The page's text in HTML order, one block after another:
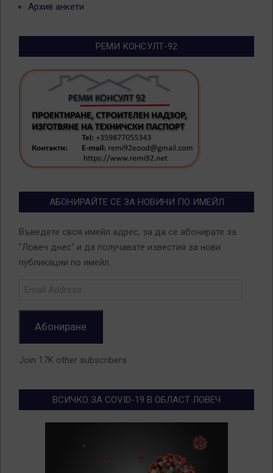
Архив анкети
РЕМИ КОНСУЛТ-92
АБОНИРАЙТЕ СЕ ЗА НОВИНИ ПО ИМЕЙЛ
Въведете своя имейл адрес, за да се абонирате за
"Ловеч днес" и да получавате известия за нови
публикации по имейл.
Абониране
Join 17K other subscribers
ВСИЧКО ЗА COVID-19 В ОБЛАСТ ЛОВЕЧ